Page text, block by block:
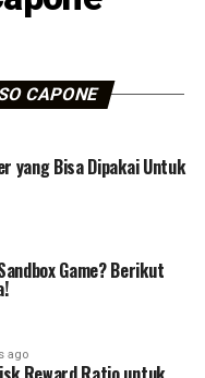
CAPONE
yang Bisa Dipakai Untuk
Game? Berikut
ago